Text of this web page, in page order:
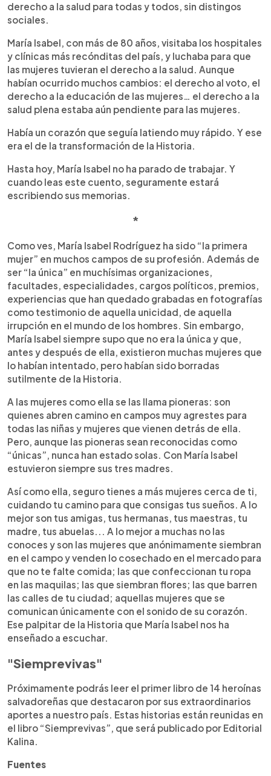
derecho a la salud para todas y todos, sin distingos
sociales.
María Isabel, con más de 80 años, visitaba los hospitales
y clínicas más recónditas del país, y luchaba para que
las mujeres tuvieran el derecho a la salud. Aunque
habían ocurrido muchos cambios: el derecho al voto, el
derecho a la educación de las mujeres… el derecho a la
salud plena estaba aún pendiente para las mujeres.
Había un corazón que seguía latiendo muy rápido. Y ese
era el de la transformación de la Historia.
Hasta hoy, María Isabel no ha parado de trabajar. Y
cuando leas este cuento, seguramente estará
escribiendo sus memorias.
*
Como ves, María Isabel Rodríguez ha sido “la primera
mujer” en muchos campos de su profesión. Además de
ser “la única” en muchísimas organizaciones,
facultades, especialidades, cargos políticos, premios,
experiencias que han quedado grabadas en fotografías
como testimonio de aquella unicidad, de aquella
irrupción en el mundo de los hombres. Sin embargo,
María Isabel siempre supo que no era la única y que,
antes y después de ella, existieron muchas mujeres que
lo habían intentado, pero habían sido borradas
sutilmente de la Historia.
A las mujeres como ella se las llama pioneras: son
quienes abren camino en campos muy agrestes para
todas las niñas y mujeres que vienen detrás de ella.
Pero, aunque las pioneras sean reconocidas como
“únicas”, nunca han estado solas. Con María Isabel
estuvieron siempre sus tres madres.
Así como ella, seguro tienes a más mujeres cerca de ti,
cuidando tu camino para que consigas tus sueños. A lo
mejor son tus amigas, tus hermanas, tus maestras, tu
madre, tus abuelas... A lo mejor a muchas no las
conoces y son las mujeres que anónimamente siembran
en el campo y venden lo cosechado en el mercado para
que no te falte comida; las que confeccionan tu ropa
en las maquilas; las que siembran flores; las que barren
las calles de tu ciudad; aquellas mujeres que se
comunican únicamente con el sonido de su corazón.
Ese palpitar de la Historia que María Isabel nos ha
enseñado a escuchar.
"Siemprevivas"
Próximamente podrás leer el primer libro de 14 heroínas
salvadoreñas que destacaron por sus extraordinarios
aportes a nuestro país. Estas historias están reunidas en
el libro “Siemprevivas”, que será publicado por Editorial
Kalina.
Fuentes